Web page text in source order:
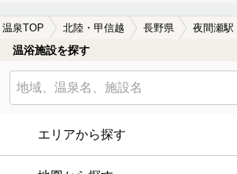
温泉TOP 北陸・甲信越 長野県 夜間瀬駅
温浴施設を探す
エリアから探す